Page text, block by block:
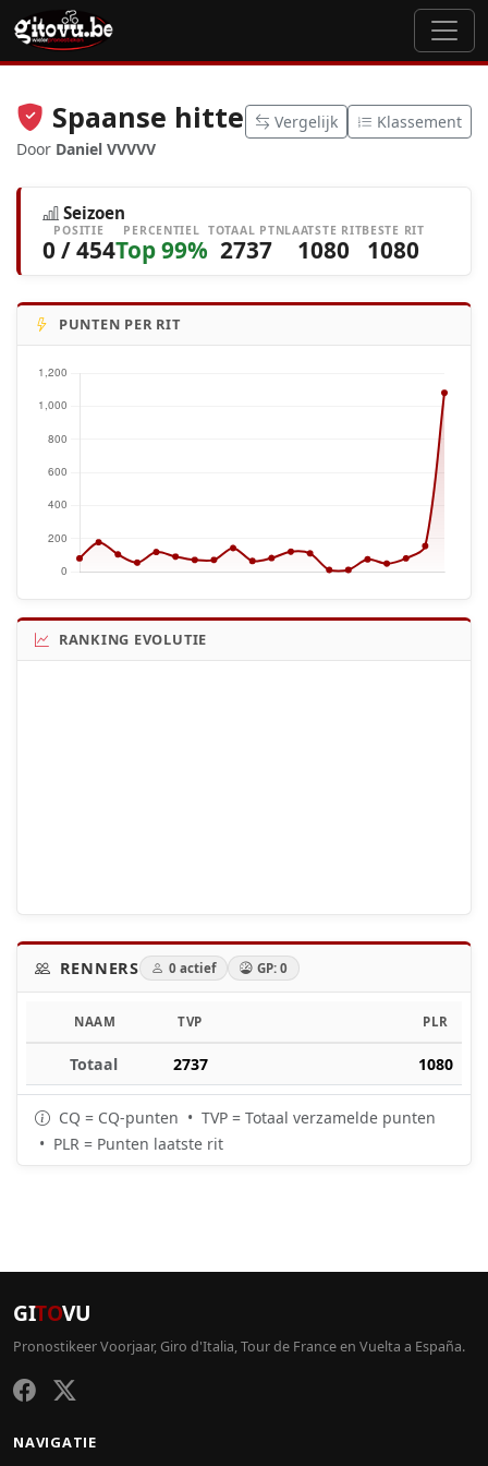
Spaanse hitte
Door Daniel VVVVV
Vergelijk Klassement
Seizoen
POSITIE
0 / 454
PERCENTIEL
Top 99%
TOTAAL PTN
2737
LAATSTE RIT
1080
BESTE RIT
1080
PUNTEN PER RIT
RANKING EVOLUTIE
RENNERS 0 actief GP: 0
NAAM TVP PLR
Totaal 2737 1080
CQ = CQ-punten • TVP = Totaal verzamelde punten
• PLR = Punten laatste rit
GITOVU
Pronostikeer Voorjaar, Giro d'Italia, Tour de France en Vuelta a España.
NAVIGATIE